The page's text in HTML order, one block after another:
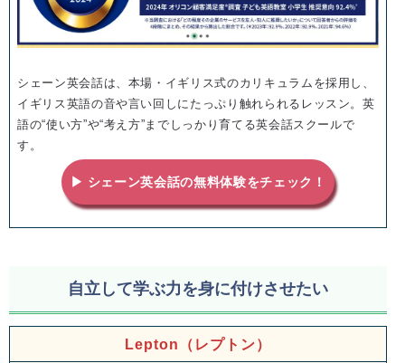
シェーン英会話は、本場・イギリス式のカリキュラムを採用し、
イギリス英語の音や言い回しにたっぷり触れられるレッスン。英
語の“使い方”や“考え方”までしっかり育てる英会話スクールで
す。
▶ シェーン英会話の無料体験をチェック！
自立して学ぶ力を身に付けさせたい
Lepton（レプトン）